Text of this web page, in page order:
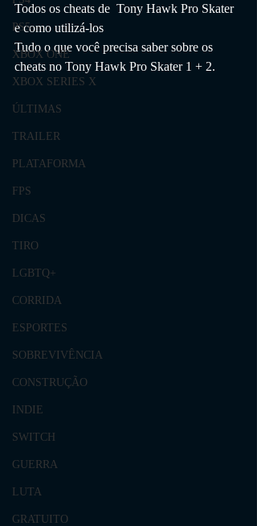
PS5
XBOX ONE
XBOX SERIES X
ÚLTIMAS
TRAILER
PLATAFORMA
FPS
DICAS
TIRO
LGBTQ+
CORRIDA
ESPORTES
SOBREVIVÊNCIA
CONSTRUÇÃO
INDIE
SWITCH
GUERRA
LUTA
GRATUITO
Todos os cheats de  Tony Hawk Pro Skater
e como utilizá-los
Tudo o que você precisa saber sobre os
cheats no Tony Hawk Pro Skater 1 + 2.